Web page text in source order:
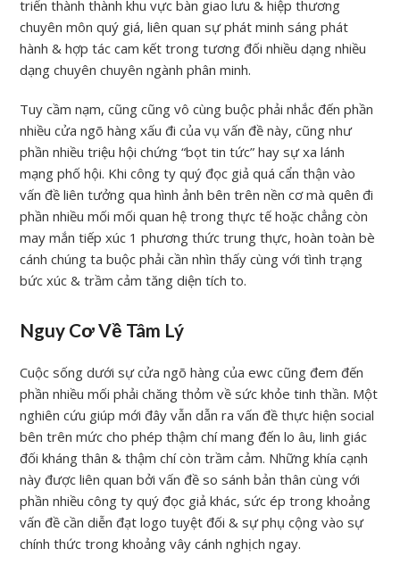
triển thành thành khu vực bàn giao lưu & hiệp thương
chuyên môn quý giá, liên quan sự phát minh sáng phát
hành & hợp tác cam kết trong tương đối nhiều dạng nhiều
dạng chuyên chuyên ngành phân minh.
Tuy cầm nạm, cũng cũng vô cùng buộc phải nhắc đến phần
nhiều cửa ngõ hàng xấu đi của vụ vấn đề này, cũng như
phần nhiều triệu hội chứng “bọt tin tức” hay sự xa lánh
mạng phố hội. Khi công ty quý đọc giả quá cẩn thận vào
vấn đề liên tưởng qua hình ảnh bên trên nền cơ mà quên đi
phần nhiều mối mối quan hệ trong thực tế hoặc chẳng còn
may mắn tiếp xúc 1 phương thức trung thực, hoàn toàn bè
cánh chúng ta buộc phải cần nhìn thấy cùng với tình trạng
bức xúc & trầm cảm tăng diện tích to.
Nguy Cơ Về Tâm Lý
Cuộc sống dưới sự cửa ngõ hàng của ewc cũng đem đến
phần nhiều mối phải chăng thỏm về sức khỏe tinh thần. Một
nghiên cứu giúp mới đây vẫn dẫn ra vấn đề thực hiện social
bên trên mức cho phép thậm chí mang đến lo âu, linh giác
đối kháng thân & thậm chí còn trầm cảm. Những khía cạnh
này được liên quan bởi vấn đề so sánh bản thân cùng với
phần nhiều công ty quý đọc giả khác, sức ép trong khoảng
vấn đề cần diễn đạt logo tuyệt đối & sự phụ cộng vào sự
chính thức trong khoảng vây cánh nghịch ngay.